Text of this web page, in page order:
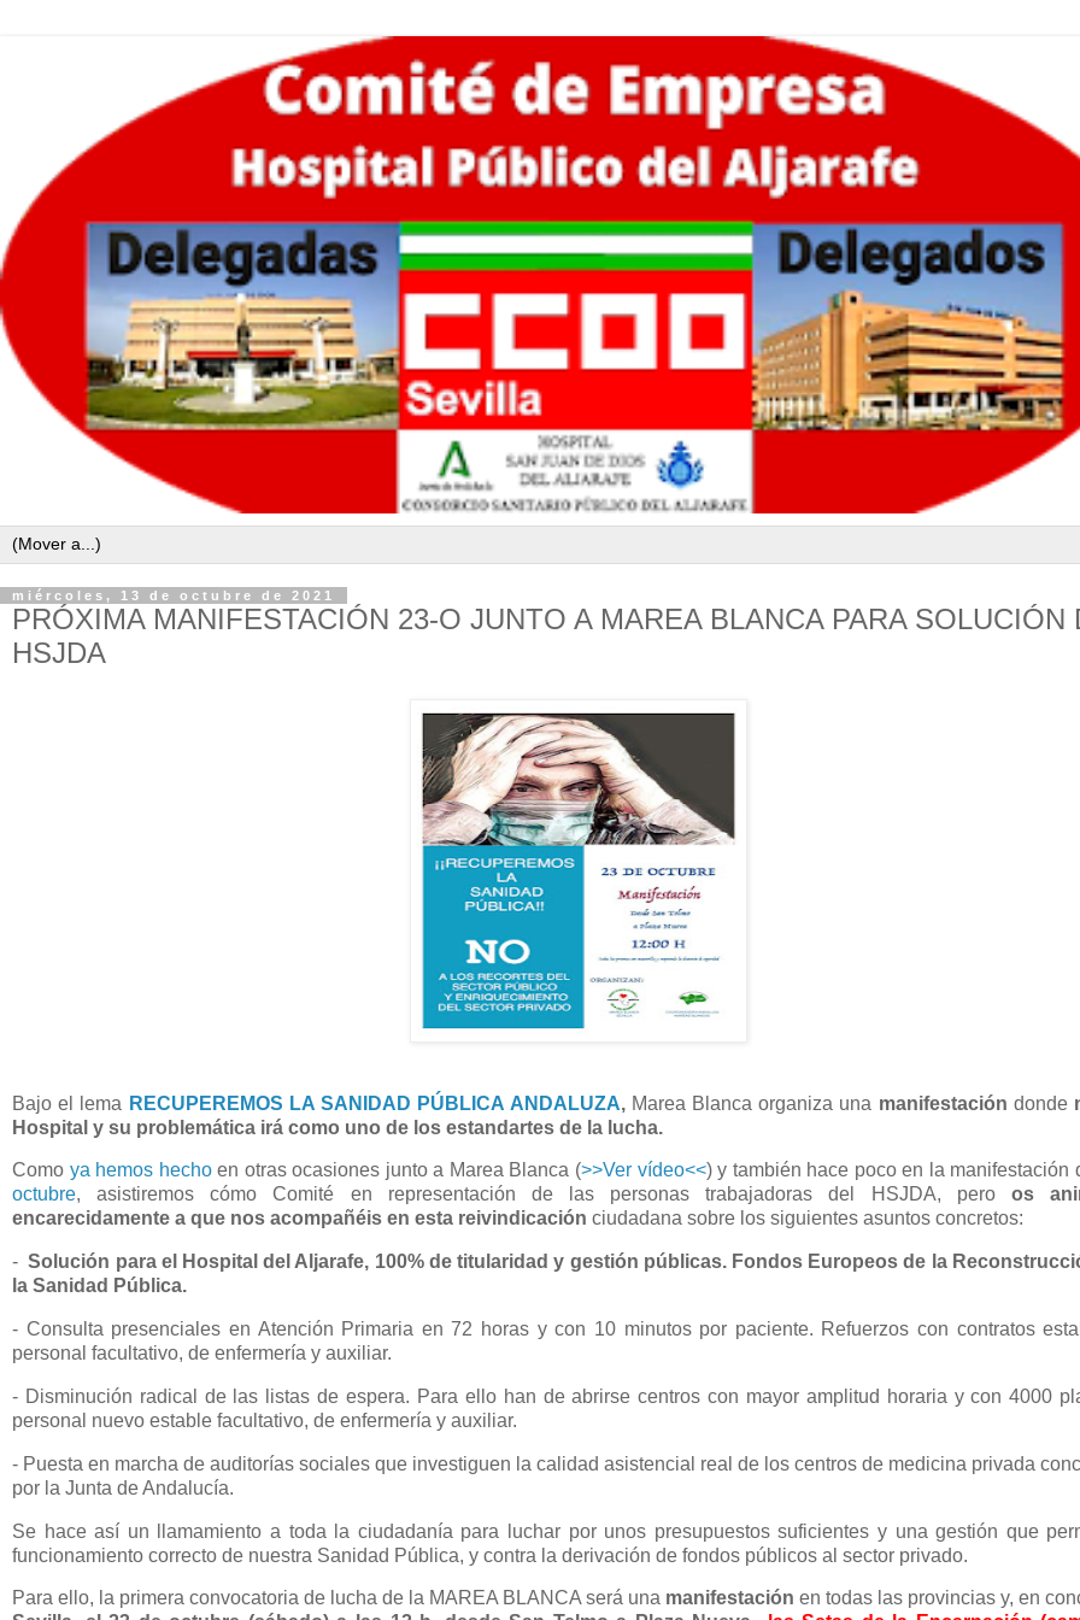
miércoles, 13 de octubre de 2021
PRÓXIMA MANIFESTACIÓN 23-O JUNTO A MAREA BLANCA PARA SOLUCIÓN
HSJDA
Bajo el lema RECUPEREMOS LA SANIDAD PÚBLICA ANDALUZA, Marea Blanca organiza una manifestación donde
Hospital y su problemática irá como uno de los estandartes de la lucha.
Como ya hemos hechoen otras ocasiones junto a Marea Blanca (>>Ver vídeo<<) y también hace poco en la manifestación
octubre, asistiremos cómo Comité en representación de las personas trabajadoras del HSJDA, pero os
encarecidamente a que nos acompañéis en esta reivindicación ciudadana sobre los siguientes asuntos concretos:
-Solución para el Hospital del Aljarafe, 100% de titularidad y gestión públicas. Fondos Europeos de la
la Sanidad Pública.
- Consulta presenciales en Atención Primaria en 72 horas y con 10 minutos por paciente. Refuerzos con contratos
personal facultativo, de enfermería y auxiliar.
- Disminución radical de las listas de espera. Para ello han de abrirse centros con mayor amplitud horaria y con 4000
personal nuevo estable facultativo, de enfermería y auxiliar.
- Puesta en marcha de auditorías sociales que investiguen la calidad asistencial real de los centros de medicina privada
por la Junta de Andalucía.
Se hace así un llamamiento a toda la ciudadanía para luchar por unos presupuestos suficientes y una gestión que
funcionamiento correcto de nuestra Sanidad Pública, y contra la derivación de fondos públicos al sector privado.
Para ello, la primera convocatoria de lucha de la MAREA BLANCA será una manifestación en todas las provincias y, en